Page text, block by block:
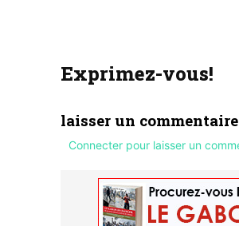
Exprimez-vous!
laisser un commentaire
Connecter pour laisser un